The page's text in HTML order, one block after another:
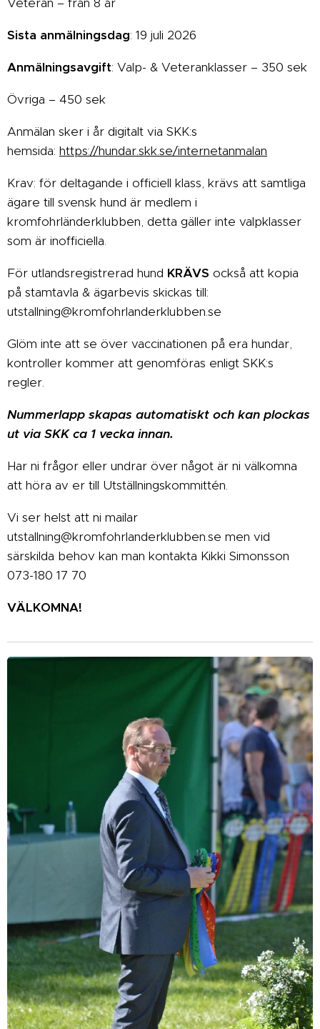
Sista anmälningsdag: 19 juli 2026
Anmälningsavgift: Valp- & Veteranklasser – 350 sek
Övriga – 450 sek
Anmälan sker i år digitalt via SKK:s
hemsida: https://hundar.skk.se/internetanmalan
Krav: för deltagande i officiell klass, krävs att samtliga
ägare till svensk hund är medlem i
kromfohrländerklubben, detta gäller inte valpklasser
som är inofficiella.
För utlandsregistrerad hund KRÄVS också att kopia
på stamtavla & ägarbevis skickas till:
utstallning@kromfohrlanderklubben.se
Glöm inte att se över vaccinationen på era hundar,
kontroller kommer att genomföras enligt SKK:s
regler.
Nummerlapp skapas automatiskt och kan plockas
ut via SKK ca 1 vecka innan.
Har ni frågor eller undrar över något är ni välkomna
att höra av er till Utställningskommittén.
Vi ser helst att ni mailar
utstallning@kromfohrlanderklubben.se men vid
särskilda behov kan man kontakta Kikki Simonsson
073-180 17 70
VÄLKOMNA!